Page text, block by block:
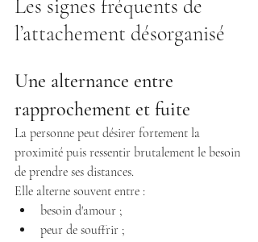
Les signes fréquents de
l’attachement désorganisé
Une alternance entre
rapprochement et fuite
La personne peut désirer fortement la
proximité puis ressentir brutalement le besoin
de prendre ses distances.
Elle alterne souvent entre :
besoin d'amour ;
peur de souffrir ;